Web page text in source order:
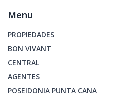
Menu
PROPIEDADES
BON VIVANT
CENTRAL
AGENTES
POSEIDONIA PUNTA CANA